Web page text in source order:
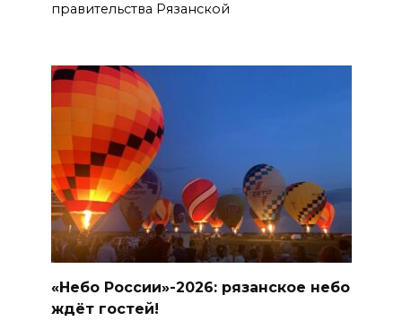
правительства Рязанской
«Небо России»-2026: рязанское небо
ждёт гостей!